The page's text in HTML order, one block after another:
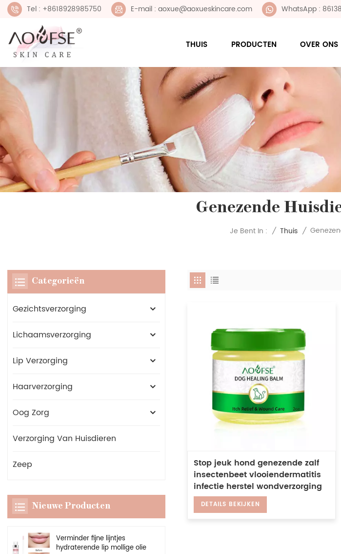
Tel : +8618928985750 E-mail : aoxue@aoxueskincare.com WhatsApp :
THUIS PRODUCTEN OVER ONS
Genezende
Je Bent In : / Thuis /
Stop jeuk hond genezende zalf
insectenbeet vlooiendermatitis
infectie herstel wondverzorging
huisdier genezende balsem
DETAILS BEKIJKEN
Categorieën
Gezichtsverzorging
Lichaamsverzorging
Lip Verzorging
Haarverzorging
Oog Zorg
Verzorging Van Huisdieren
Zeep
Nieuwe Producten
Verminder fijne lijntjes
hydraterende lip mollige olie